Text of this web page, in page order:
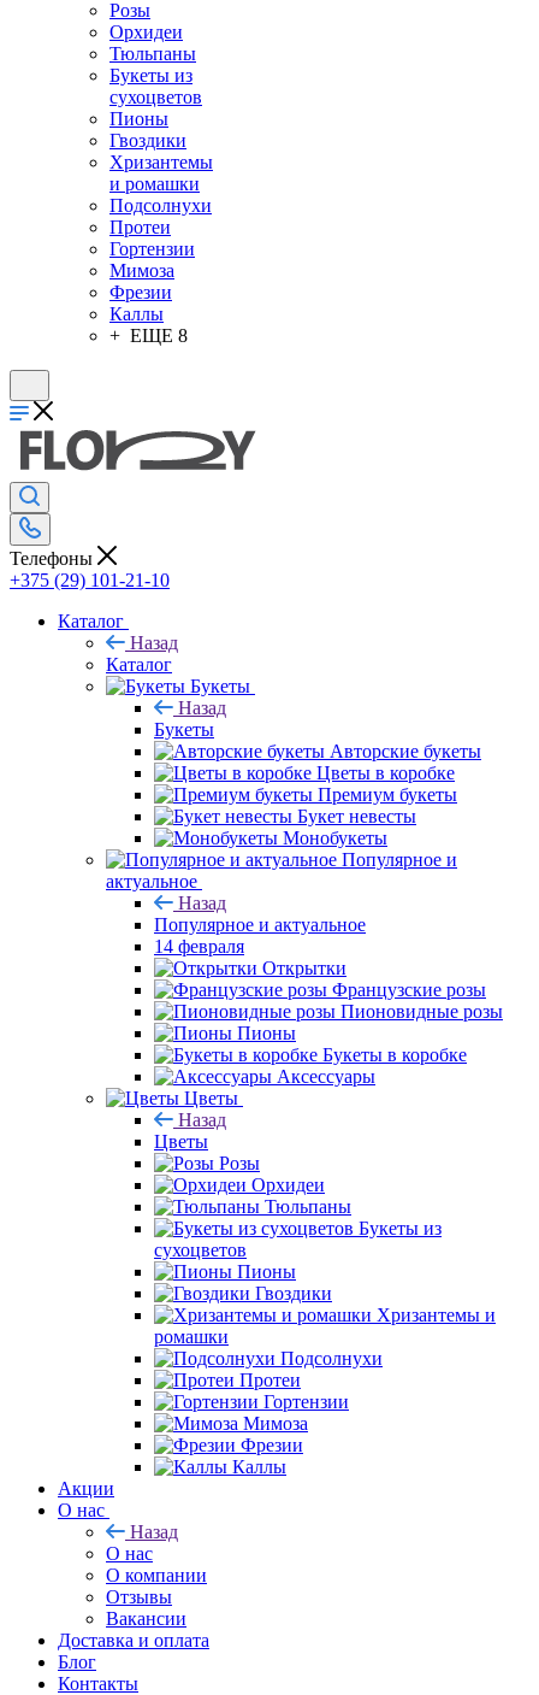
Розы
Орхидеи
Тюльпаны
Букеты из
сухоцветов
Пионы
Гвоздики
Хризантемы
и ромашки
Подсолнухи
Протеи
Гортензии
Мимоза
Фрезии
Каллы
+ ЕЩЕ 8
Телефоны
+375 (29) 101-21-10
Каталог
Назад
Каталог
Букеты
Назад
Букеты
Авторские букеты
Цветы в коробке
Премиум букеты
Букет невесты
Монобукеты
Популярное и
актуальное
Назад
Популярное и актуальное
14 февраля
Открытки
Французские розы
Пионовидные розы
Пионы
Букеты в коробке
Аксессуары
Цветы
Назад
Цветы
Розы
Орхидеи
Тюльпаны
Букеты из
сухоцветов
Пионы
Гвоздики
Хризантемы и
ромашки
Подсолнухи
Протеи
Гортензии
Мимоза
Фрезии
Каллы
Акции
О нас
Назад
О нас
О компании
Отзывы
Вакансии
Доставка и оплата
Блог
Контакты